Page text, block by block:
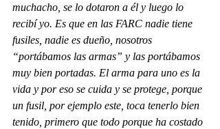
muchacho, se lo dotaron a él y luego lo
recibí yo. Es que en las FARC nadie tiene
fusiles, nadie es dueño, nosotros
“portábamos las armas” y las portábamos
muy bien portadas. El arma para uno es la
vida y por eso se cuida y se protege, porque
un fusil, por ejemplo este, toca tenerlo bien
tenido, primero que todo porque ha costado